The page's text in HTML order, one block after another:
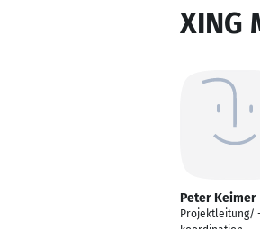
Peter Keimer
Projektleitung/ -